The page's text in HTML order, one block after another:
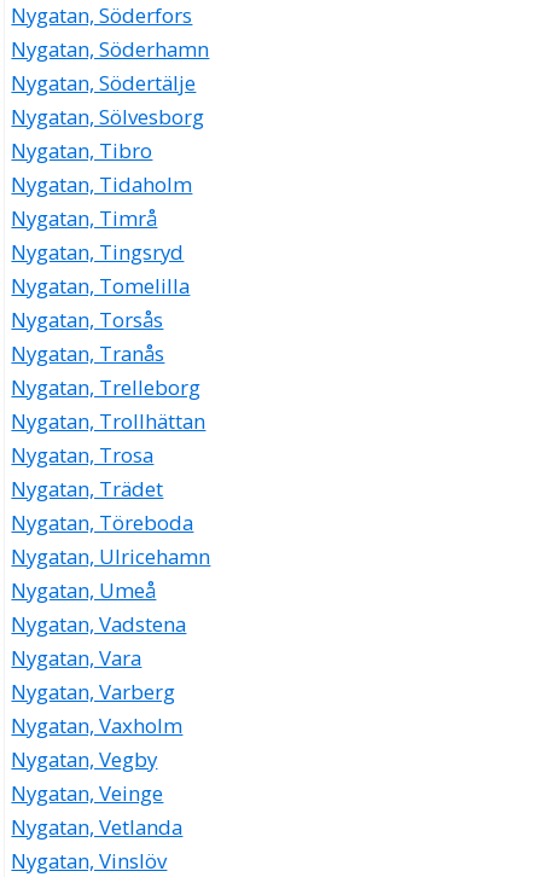
Nygatan, Söderfors
Nygatan, Söderhamn
Nygatan, Södertälje
Nygatan, Sölvesborg
Nygatan, Tibro
Nygatan, Tidaholm
Nygatan, Timrå
Nygatan, Tingsryd
Nygatan, Tomelilla
Nygatan, Torsås
Nygatan, Tranås
Nygatan, Trelleborg
Nygatan, Trollhättan
Nygatan, Trosa
Nygatan, Trädet
Nygatan, Töreboda
Nygatan, Ulricehamn
Nygatan, Umeå
Nygatan, Vadstena
Nygatan, Vara
Nygatan, Varberg
Nygatan, Vaxholm
Nygatan, Vegby
Nygatan, Veinge
Nygatan, Vetlanda
Nygatan, Vinslöv